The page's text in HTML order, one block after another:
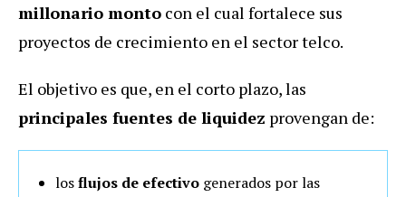
millonario monto con el cual fortalece sus
proyectos de crecimiento en el sector telco.
El objetivo es que, en el corto plazo, las
principales fuentes de liquidez provengan de:
losflujos de efectivo generados por las